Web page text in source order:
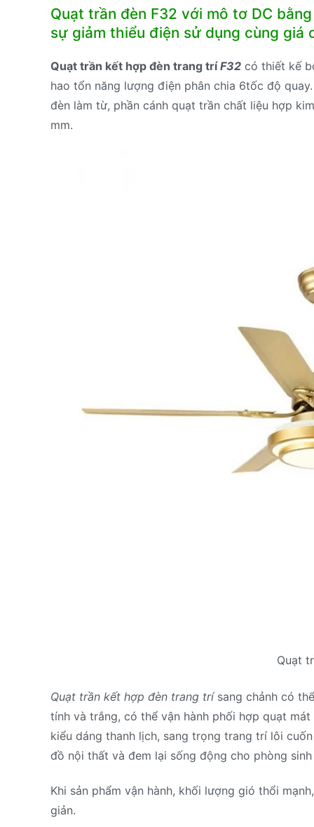
Quạt trần đèn F32 với mô tơ DC
sự giảm thiểu điện sử dụng cùng giá
Quạt trần kết hợp đèn trang tríF32 có thiết kế
hao tổn năng lượng điện phân chia 6tốc độ
đèn làm từ, phần cánh quạt trần chất liệu hợp
mm.
Quạt
Quạt trần kết hợp đèn trang trísang chảnh có
tính và trắng, có thể vận hành phối hợp quạt mát
kiểu dáng thanh lịch, sang trọng trang trí lôi
đồ nội thất và đem lại sống động cho phòng sinh
Khi sản phẩm vận hành, khối lượng gió thổi
giản.